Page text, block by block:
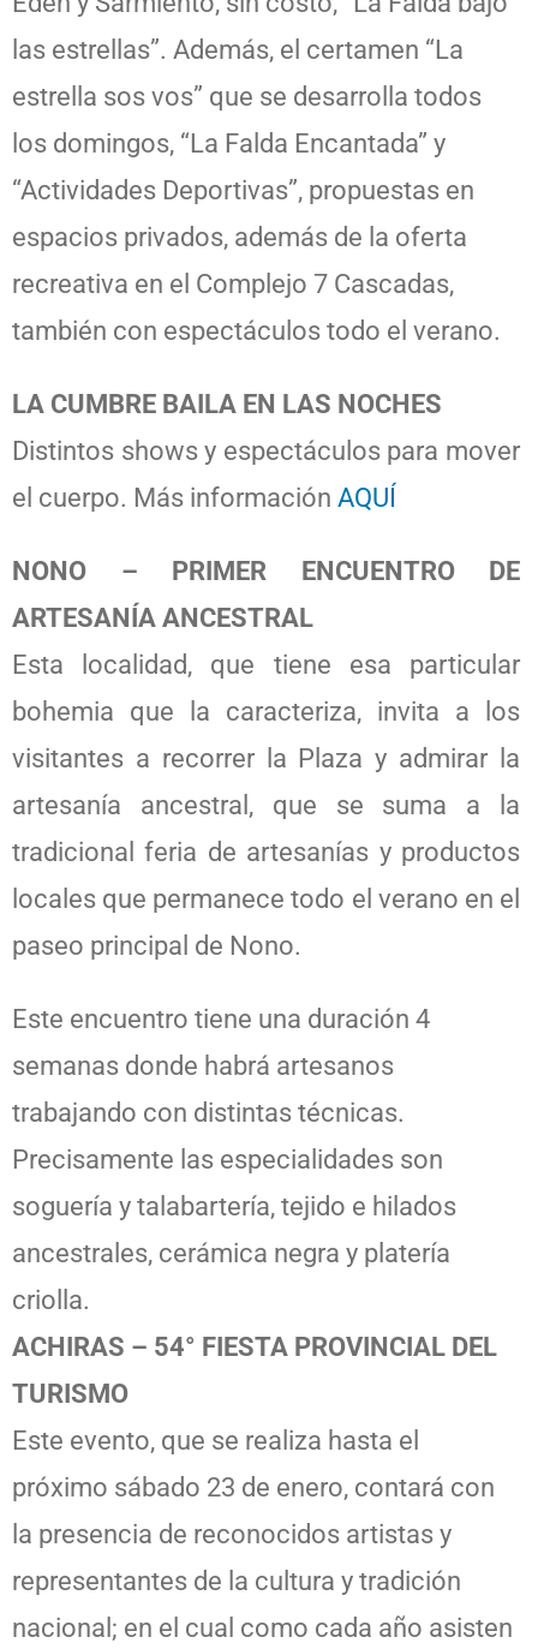
las estrellas”. Además, el certamen “La
estrella sos vos” que se desarrolla todos
los domingos, “La Falda Encantada” y
“Actividades Deportivas”, propuestas en
espacios privados, además de la oferta
recreativa en el Complejo 7 Cascadas,
también con espectáculos todo el verano.
LA CUMBRE BAILA EN LAS NOCHES
Distintos shows y espectáculos para mover
el cuerpo. Más información AQUÍ
NONO – PRIMER ENCUENTRO DE
ARTESANÍA ANCESTRAL
Esta localidad, que tiene esa particular
bohemia que la caracteriza, invita a los
visitantes a recorrer la Plaza y admirar la
artesanía ancestral, que se suma a la
tradicional feria de artesanías y productos
locales que permanece todo el verano en el
paseo principal de Nono.
Este encuentro tiene una duración 4
semanas donde habrá artesanos
trabajando con distintas técnicas.
Precisamente las especialidades son
soguería y talabartería, tejido e hilados
ancestrales, cerámica negra y platería
criolla.
ACHIRAS – 54° FIESTA PROVINCIAL DEL
TURISMO
Este evento, que se realiza hasta el
próximo sábado 23 de enero, contará con
la presencia de reconocidos artistas y
representantes de la cultura y tradición
nacional; en el cual como cada año asisten